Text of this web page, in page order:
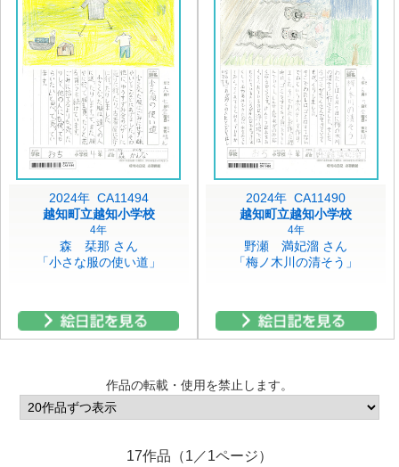
2024年 CA11494
越知町立越知小学校
4年
森 栞那 さん
「小さな服の使い道」
2024年 CA11490
越知町立越知小学校
4年
野瀬 満妃溜 さん
「梅ノ木川の清そう」
作品の転載・使用を禁止します。
17作品（1／1ページ）